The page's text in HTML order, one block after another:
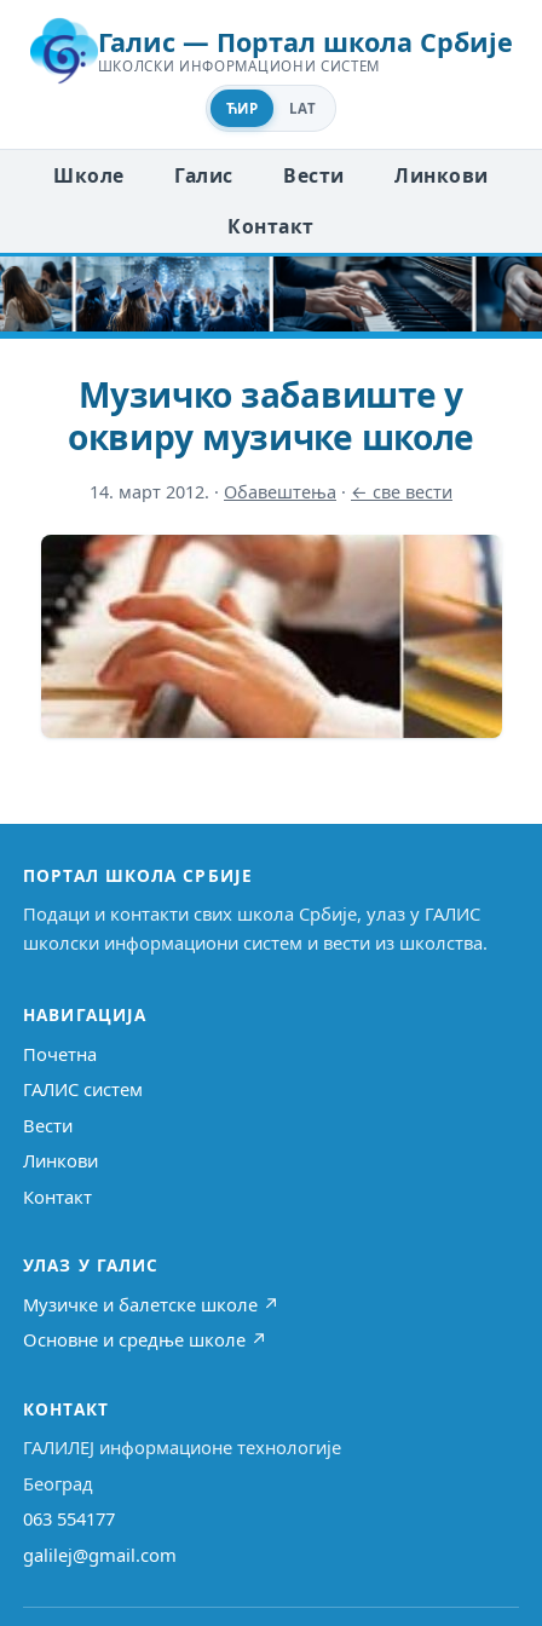
Галис — Портал школа Србије
ШКОЛСКИ ИНФОРМАЦИОНИ СИСТЕМ
ЋИР LAT
Школе Галис Вести
Линкови
Контакт
Музичко забавиште у
оквиру музичке школе
14. март 2012. · Обавештења · ← све вести
ПОРТАЛ ШКОЛА СРБИЈЕ
Подаци и контакти свих школа Србије, улаз у ГАЛИС
школски информациони систем и вести из школства.
НАВИГАЦИЈА
Почетна
ГАЛИС систем
Вести
Линкови
Контакт
УЛАЗ У ГАЛИС
Музичке и балетске школе ↗
Основне и средње школе ↗
КОНТАКТ
ГАЛИЛЕЈ информационе технологије
Београд
063 554177
galilej@gmail.com